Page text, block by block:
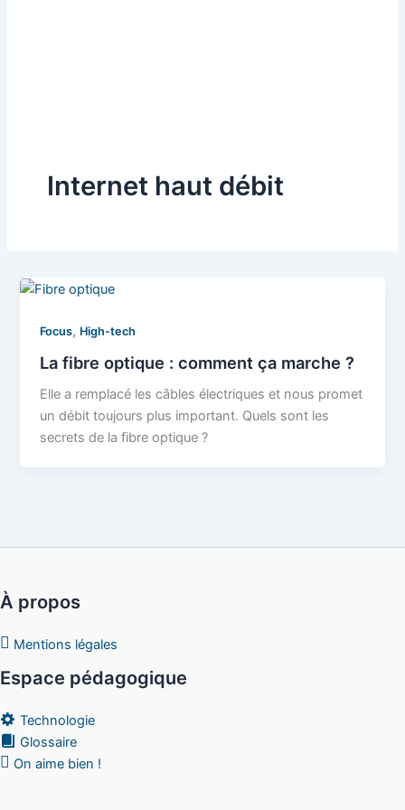
Internet haut débit
Focus, High-tech
La fibre optique : comment ça marche ?
Elle a remplacé les câbles électriques et nous promet
un débit toujours plus important. Quels sont les
secrets de la fibre optique ?
À propos
Mentions légales
Espace pédagogique
Technologie
Glossaire
On aime bien !